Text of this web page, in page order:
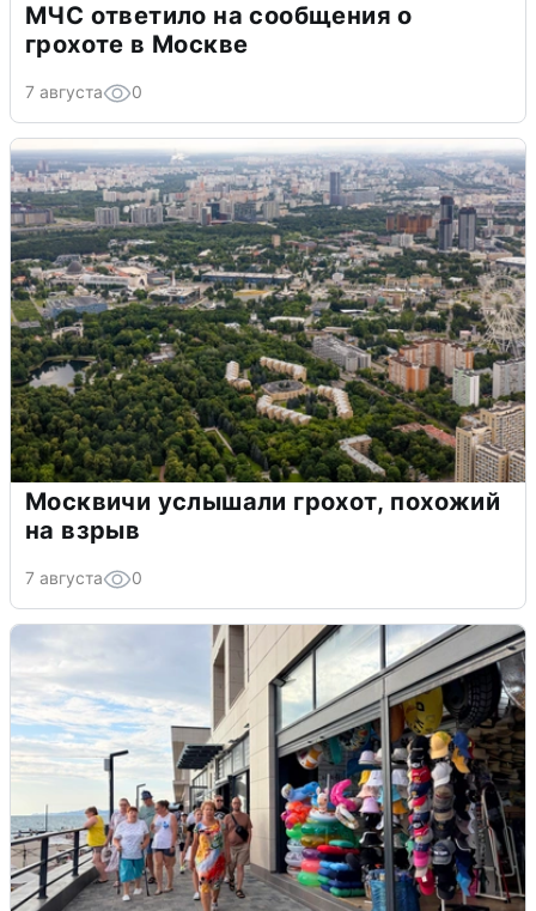
МЧС ответило на сообщения о
грохоте в Москве
7 августа 0
Москвичи услышали грохот, похожий
на взрыв
7 августа 0